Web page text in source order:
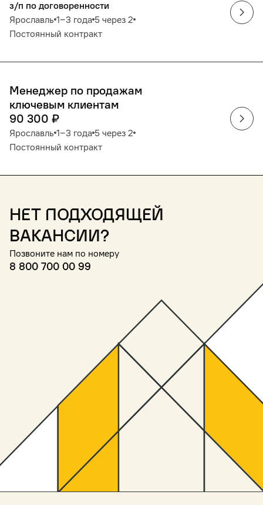
з/п по договоренности
Ярославль 1‒3 года 5 через 2
Постоянный контракт
Менеджер по продажам
ключевым клиентам
90 300 ₽
Ярославль 1‒3 года 5 через 2
Постоянный контракт
Нет подходящей
вакансии?
Позвоните нам по номеру
8 800 700 00 99